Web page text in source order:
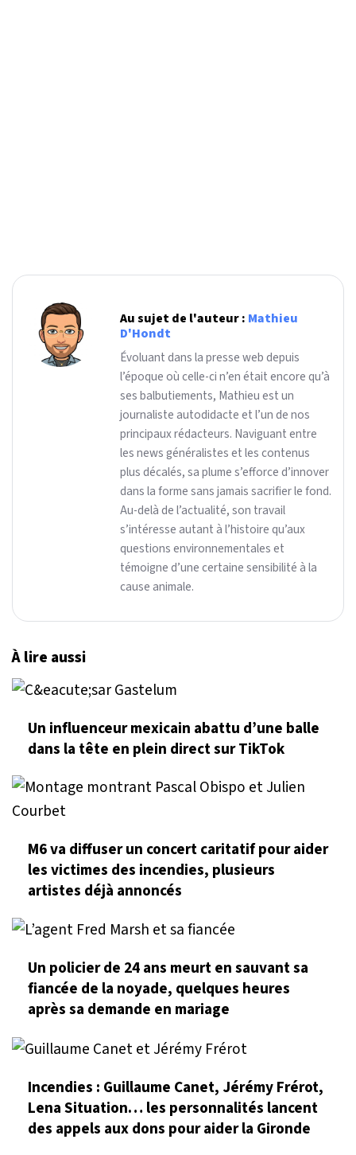
Au sujet de l'auteur : Mathieu
D'Hondt
Évoluant dans la presse web depuis
l’époque où celle-ci n’en était encore qu’à
ses balbutiements, Mathieu est un
journaliste autodidacte et l’un de nos
principaux rédacteurs. Naviguant entre
les news généralistes et les contenus
plus décalés, sa plume s’efforce d’innover
dans la forme sans jamais sacrifier le fond.
Au-delà de l’actualité, son travail
s’intéresse autant à l’histoire qu’aux
questions environnementales et
témoigne d’une certaine sensibilité à la
cause animale.
À lire aussi
Un influenceur mexicain abattu d’une balle
dans la tête en plein direct sur TikTok
M6 va diffuser un concert caritatif pour aider
les victimes des incendies, plusieurs
artistes déjà annoncés
Un policier de 24 ans meurt en sauvant sa
fiancée de la noyade, quelques heures
après sa demande en mariage
Incendies : Guillaume Canet, Jérémy Frérot,
Lena Situation… les personnalités lancent
des appels aux dons pour aider la Gironde